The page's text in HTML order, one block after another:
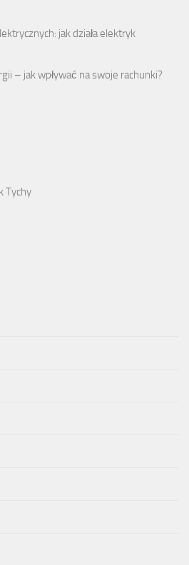
jak działa elektryk
– jak wpływać na swoje rachunki?
Tychy